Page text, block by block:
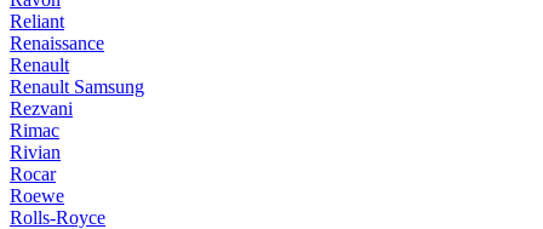
Reliant
Renaissance
Renault
Renault Samsung
Rezvani
Rimac
Rivian
Rocar
Roewe
Rolls-Royce